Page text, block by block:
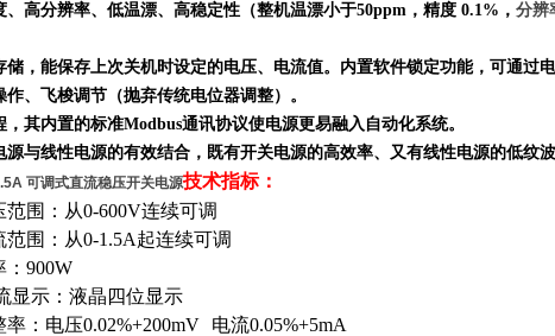
高分辨率、低温漂、高稳定性（整机温漂小于50ppm，精度 0.1%， 分辨
，能保存上次关机时设定的电压、电流值。内置软件锁定功能，可通过
、飞梭调节（抛弃传统电位器调整）。
其内置的标准Modbus通讯协议使电源更易融入自动化系统。
与线性电源的有效结合，既有开关电源的高效率、又有线性电源的低纹波
可调式直流稳压开关电源技术指标：
范围：从0-600V连续可调
范围：从0-1.5A起连续可调
：900W
显示：液晶四位显示
率：电压0.02%+200mV
电流0.05%+5mA